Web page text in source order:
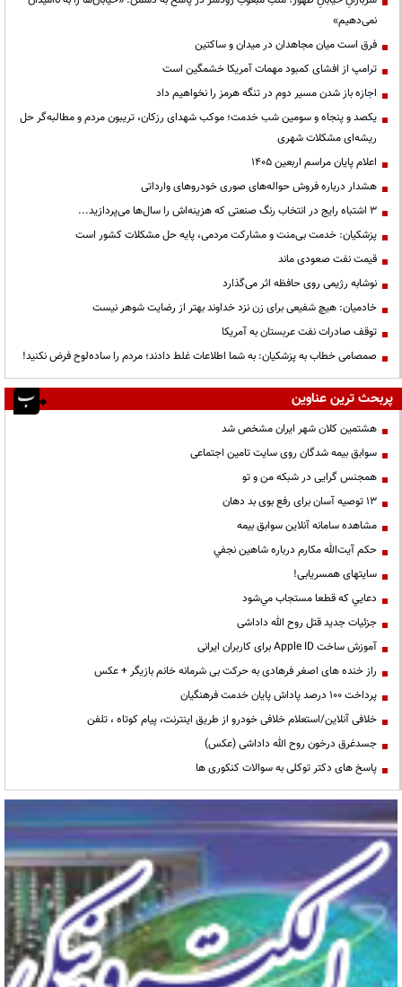
نمی‌دهیم»
فرق است میان مجاهدان در میدان و ساکتین
ترامپ از افشای کمبود مهمات آمریکا خشمگین است
اجازه باز شدن مسیر دوم در تنگه هرمز را نخواهیم داد
یکصد و پنجاه و سومین شب خدمت؛ موکب شهدای رزکان، تریبون مردم و مطالبه‌گر حل
ریشه‌ای مشکلات شهری
اعلام پایان مراسم اربعین ۱۴۰۵
هشدار درباره فروش حواله‌های صوری خودروهای وارداتی
3 اشتباه رایج در انتخاب رنگ صنعتی که هزینه‌اش را سال‌ها می‌پردازید...
پزشکیان: خدمت بی‌منت و مشارکت مردمی، پایه حل مشکلات کشور است
قیمت نفت صعودی ماند
نوشابه رژیمی روی حافظه اثر می‌گذارد
خادمیان: هیچ شفیعی برای زن نزد خداوند بهتر از رضایت شوهر نیست
توقف صادرات نفت عربستان به آمریکا
صمصامی خطاب به پزشکیان: به شما اطلاعات غلط دادند؛ مردم را ساده‌لوح فرض نکنید!
پربحث ترین عناوین
هشتمین کلان شهر ایران مشخص شد
سوابق بیمه شدگان روی سایت تامین اجتماعی
همجنس گرایی در شبکه من و تو
13 توصیه آسان برای رفع بوی بد دهان
مشاهده سامانه آنلاين سوابق بیمه
حكم آيت‌الله مكارم درباره شاهين نجفي
سایتهای همسریابی!
دعايي كه قطعا مستجاب مي‌شود
جزئیات جدید قتل روح الله داداشی
آموزش ساخت Apple ID برای کاربران ایرانی
راز خنده های اصغر فرهادی به حرکت بی شرمانه خانم بازیگر + عکس
پرداخت ۱۰۰ درصد پاداش پایان خدمت فرهنگیان
خلافی آنلاین/استعلام خلافی خودرو از طریق اینترنت، پیام کوتاه ، تلفن
جسدغرق درخون روح الله داداشی (عکس)
پاسخ های دکتر توکلی به سوالات کنکوری ها